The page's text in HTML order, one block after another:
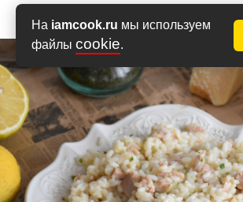
На iamcook.ru мы используем
файлы cookie.